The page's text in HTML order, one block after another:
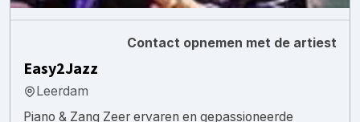
Contact opnemen met de artiest
Easy2Jazz
Leerdam
Piano & Zang Zeer ervaren en gepassioneerde